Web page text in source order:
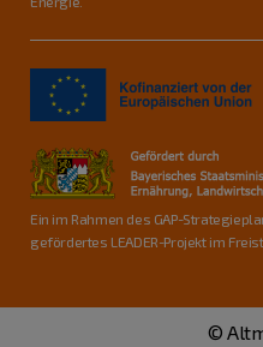
Ein im Rahmen des GAP-
gefördertes LEADER-Projekt im
©